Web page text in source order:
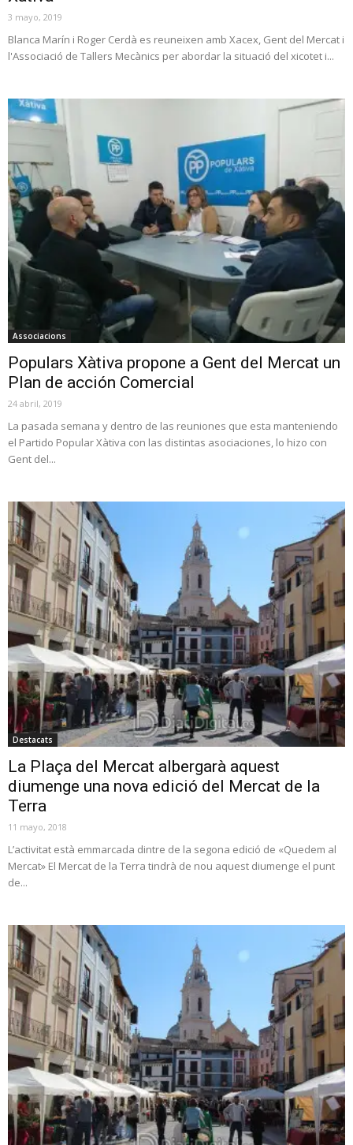
3 mayo, 2019
Blanca Marín i Roger Cerdà es reuneixen amb Xacex, Gent del Mercat i
l'Associació de Tallers Mecànics per abordar la situació del xicotet i...
Associacions
Populars Xàtiva propone a Gent del Mercat un
Plan de acción Comercial
24 abril, 2019
La pasada semana y dentro de las reuniones que esta manteniendo
el Partido Popular Xàtiva con las distintas asociaciones, lo hizo con
Gent del...
Destacats
La Plaça del Mercat albergarà aquest
diumenge una nova edició del Mercat de la
Terra
11 mayo, 2018
L’activitat està emmarcada dintre de la segona edició de «Quedem al
Mercat» El Mercat de la Terra tindrà de nou aquest diumenge el punt
de...